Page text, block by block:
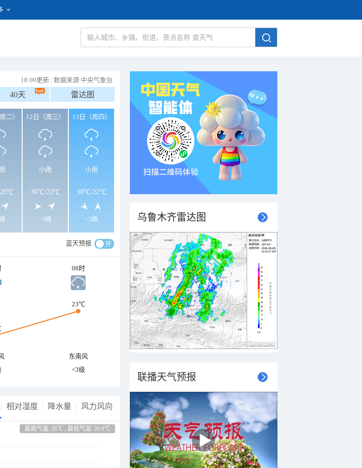
18:00更新 | 数据来源 中央气象台
40天 雷达图
二）
20℃
12日（周三）
小雨
36℃/22℃
<3级
13日（周四）
小雨
38℃/22℃
<3级
蓝天预报
08时
23℃
东南风
<3级
相对湿度 降水量 风力风向
最高气温: 26℃ , 最低气温: 20.9℃
乌鲁木齐雷达图
联播天气预报